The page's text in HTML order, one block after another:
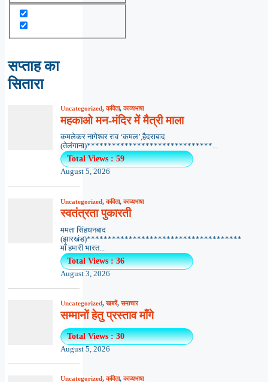
सप्ताह का
सितारा
Uncategorized,कविता,काव्यभाषा
महकाओ मन-मंदिर में मैत्री माला
कमलेकर नागेश्वर राव ‘कमल’,हैदराबाद
(तेलंगाना)******************************...
Total Views : 59
August 5, 2026
Uncategorized,कविता,काव्यभाषा
स्वतंत्रता पुकारती
ममता सिंहधनबाद
(झारखंड)*************************************
माँ हमारी भारत...
Total Views : 36
August 3, 2026
Uncategorized,खबरें,समाचार
सम्मानों हेतु प्रस्ताव माँगे
Total Views : 30
August 5, 2026
Uncategorized,कविता,काव्यभाषा